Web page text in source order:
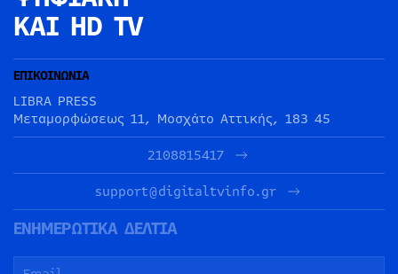
ΚΑΙ HD TV
ΕΠΙΚΟΙΝΩΝΙΑ
LIBRA PRESS
Μεταμορφώσεως 11, Μοσχάτο Αττικής, 183 45
2108815417
support@digitaltvinfo.gr
ΕΝΗΜΕΡΩΤΙΚΑ ΔΕΛΤΙΑ